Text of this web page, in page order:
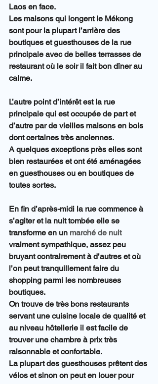
Laos en face.
Les maisons qui longent le Mékong
sont pour la plupart l’arrière des
boutiques et guesthouses de la rue
principale avec de belles terrasses de
restaurant où le soir il fait bon dîner au
calme.
L’autre point d’intérêt est la rue
principale qui est occupée de part et
d’autre par de vieilles maisons en bois
dont certaines très anciennes.
A quelques exceptions près elles sont
bien restaurées et ont été aménagées
en guesthouses ou en boutiques de
toutes sortes.
En fin d’après-midi la rue commence à
s’agiter et la nuit tombée elle se
transforme en un marché de nuit
vraiment sympathique, assez peu
bruyant contrairement à d’autres et où
l’on peut tranquillement faire du
shopping parmi les nombreuses
boutiques.
On trouve de très bons restaurants
servant une cuisine locale de qualité et
au niveau hôtellerie il est facile de
trouver une chambre à prix très
raisonnable et confortable.
La plupart des guesthouses prêtent des
vélos et sinon on peut en louer pour